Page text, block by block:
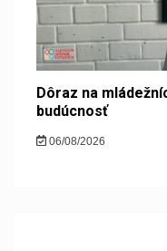
Dôraz na
budúcnosť
06/08/2026